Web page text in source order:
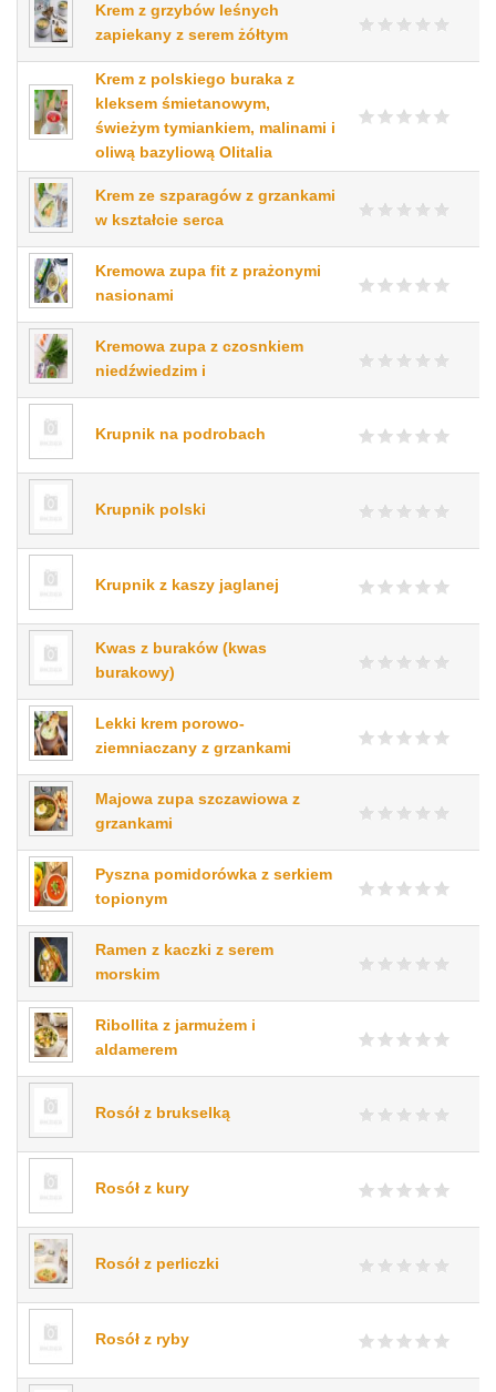
Krem z grzybów leśnych
zapiekany z serem żółtym
Krem z polskiego buraka z
kleksem śmietanowym,
świeżym tymiankiem, malinami i
oliwą bazyliową Olitalia
Krem ze szparagów z grzankami
w kształcie serca
Kremowa zupa fit z prażonymi
nasionami
Kremowa zupa z czosnkiem
niedźwiedzim i
Krupnik na podrobach
Krupnik polski
Krupnik z kaszy jaglanej
Kwas z buraków (kwas
burakowy)
Lekki krem porowo-
ziemniaczany z grzankami
Majowa zupa szczawiowa z
grzankami
Pyszna pomidorówka z serkiem
topionym
Ramen z kaczki z serem
morskim
Ribollita z jarmużem i
aldamerem
Rosół z brukselką
Rosół z kury
Rosół z perliczki
Rosół z ryby